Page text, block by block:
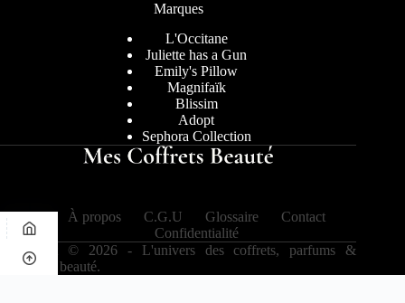
Marques
L'Occitane
Juliette has a Gun
Emily's Pillow
Magnifaïk
Blissim
Adopt
Sephora Collection
À propos C.G.U Glossaire
Contact
Confidentialité
Copyright © 2026 - L'univers des coffrets, parfums &
tendances beauté.